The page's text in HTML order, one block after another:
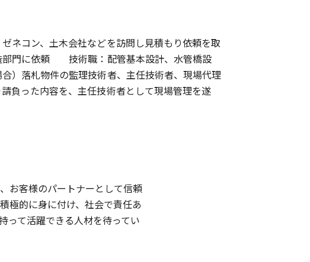
ネコン、土木会社などを訪問し見積もり依頼を取
門に依頼 技術職：配管基本設計、水管橋設
落札物件の監理技術者、主任技術者、現場代理
負った内容を、主任技術者として現場管理を遂
お客様のパートナーとして信頼
極的に身に付け、社会で責任あ
って活躍できる人材を待ってい